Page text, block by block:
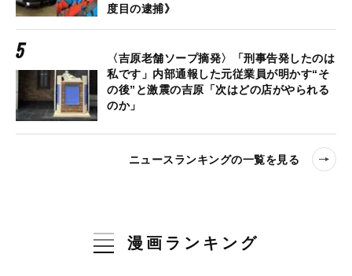
度目の逮捕》
〈吉原老舗ソープ摘発〉「刑事告発したのは
私です」内部通報した元従業員が明かす“そ
の後”と激震の吉原「次はどの店がやられる
のか」
ニュースランキングの一覧を見る
漫画ランキング